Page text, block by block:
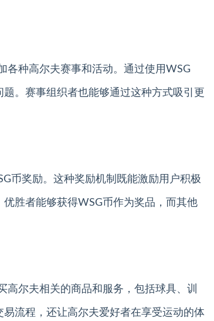
各种高尔夫赛事和活动。通过使用WSG
。赛事组织者也能够通过这种方式吸引更
币奖励。这种奖励机制既能激励用户积极
胜者能够获得WSG币作为奖品，而其他
高尔夫相关的商品和服务，包括球具、训
流程，还让高尔夫爱好者在享受运动的体